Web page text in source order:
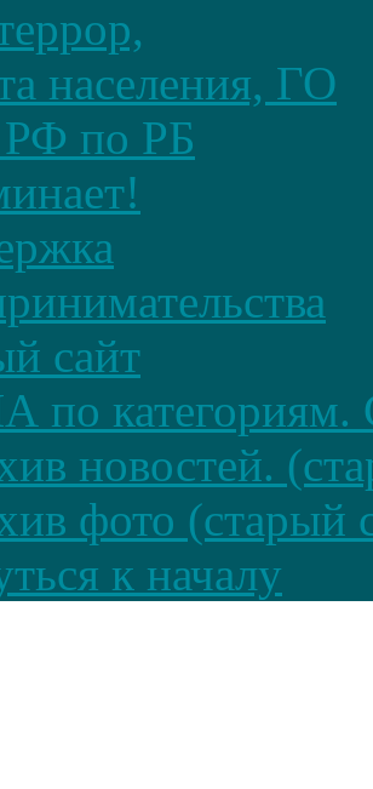
населения, ГО
по РБ
сайт
по категориям.
новостей.
фото (старый
к началу